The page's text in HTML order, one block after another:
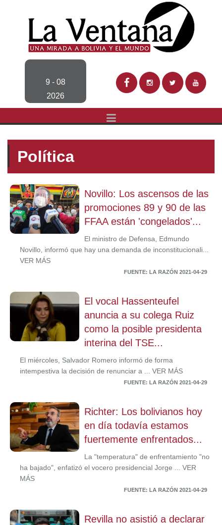
9 - 08
2026
Política
Novillo: Los ascensos de las
promociones 89 y 90 de las
FFAA están 'congelados'...
El ministro de Defensa, Edmundo
Novillo, informó que hay una demanda de inconstitucionali...
VER MÁS
FUENTE: LA RAZÓN 2021-04-29
El vocal Hassenteufel
anuncia a su colega Ruiz
como la posible presidenta
interina del TSE...
El miércoles, Salvador Romero informó de forma
intempestiva la decisión de renunciar a ... VER MÁS
FUENTE: LA RAZÓN 2021-04-29
Richter: Los bolivianos hoy
en día todavía estamos
fuertemente enfrentados...
La "temperatura" de enfrentamiento "no
ha bajado", enfatizó el vocero presidencial Jorge ... VER
MÁS
FUENTE: LA RAZÓN 2021-04-29
Revilla no asistió a declarar